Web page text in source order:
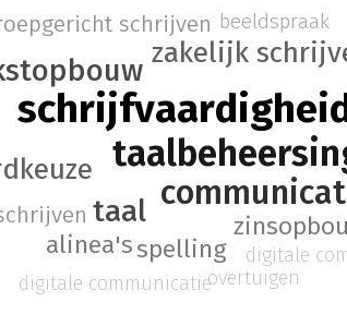
taal
zakelijk
spelling
alinea's
schrijven beeldspraak
digitale
overtuigen
digitale communicatie